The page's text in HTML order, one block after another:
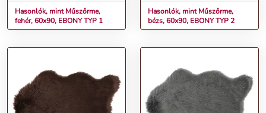
Hasonlók, mint Műszőrme,
fehér, 60x90, EBONY TYP 1
Hasonlók, mint Műszőrme,
bézs, 60x90, EBONY TYP 2